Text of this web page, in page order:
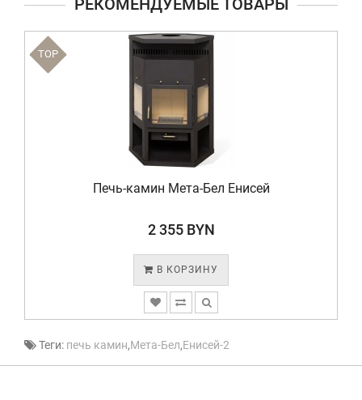
РЕКОМЕНДУЕМЫЕ ТОВАРЫ
Печь-камин Мета-Бел Нарва
Теги: печь камин,Мета-Бел,Енисей-2